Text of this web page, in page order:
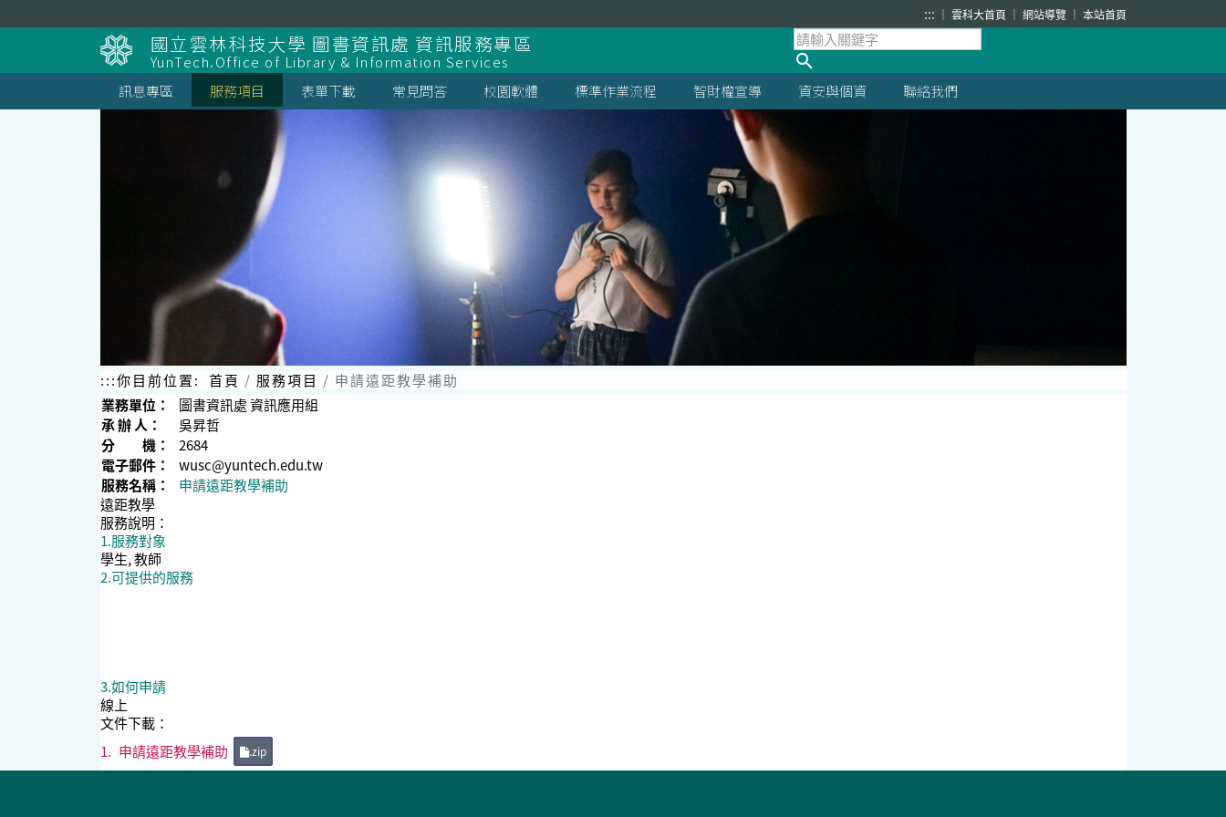
到
主
要
內
容
::: 雲科大首頁 網站導覽 本站首頁
國立雲林科技大學 圖書資訊處 資訊服務專區
YunTech.Office of Library & Information Services
訊息專區
服務項目 表單下載 常見問答 校園軟體 標準作業流程 智財權宣導 資安與個資 聯絡我們
:::你目前位置: 首頁 服務項目
申請遠距教學補助
業務單位：
圖書資訊處 資訊應用組
承 辦 人：
吳昇哲
分 機：
2684
電子郵件：
wusc@yuntech.edu.tw
服務名稱：
申請遠距教學補助
遠距教學
服務說明：
1.服務對象
學生, 教師
2.可提供的服務
3.如何申請
線上
文件下載：
1. 申請遠距教學補助 .zip